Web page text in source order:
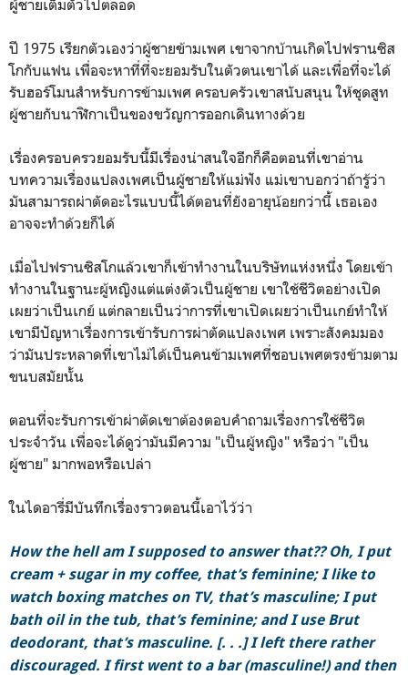
ผู้ชายเต็มตัวไปตลอด
ปี 1975 เรียกตัวเองว่าผู้ชายข้ามเพศ เขาจากบ้านเกิดไปฟรานซิส
โกกับแฟน เพื่อจะหาที่ที่จะยอมรับในตัวตนเขาได้ และเพื่อที่จะได้
รับฮอร์โมนสำหรับการข้ามเพศ ครอบครัวเขาสนับสนุน ให้ชุดสูท
ผู้ชายกับนาฬิกาเป็นของขวัญการออกเดินทางด้วย
เรื่องครอบครวยอมรับนี้มีเรื่องน่าสนใจอีกก็คือตอนที่เขาอ่าน
บทความเรื่องแปลงเพศเป็นผู้ชายให้แม่ฟัง แม่เขาบอกว่าถ้ารู้ว่า
มันสามารถผ่าตัดอะไรแบบนี้ได้ตอนที่ยังอายุน้อยกว่านี้ เธอเอง
อาจจะทำด้วยก็ได้
เมื่อไปฟรานซิสโกแล้วเขาก็เข้าทำงานในบริษัทแห่งหนึ่ง โดยเข้า
ทำงานในฐานะผู้หญิงแต่แต่งตัวเป็นผู้ชาย เขาใช้ชีวิตอย่างเปิด
เผยว่าเป็นเกย์ แต่กลายเป็นว่าการที่เขาเปิดเผยว่าเป็นเกย์ทำให้
เขามีปัญหาเรื่องการเข้ารับการผ่าตัดแปลงเพศ เพราะสังคมมอง
ว่ามันประหลาดที่เขาไม่ได้เป็นคนข้ามเพศที่ชอบเพศตรงข้ามตาม
ขนบสมัยนั้น
ตอนที่จะรับการเข้าผ่าตัดเขาต้องตอบคำถามเรื่องการใช้ชีวิต
ประจำวัน เพื่อจะได้ดูว่ามันมีความ "เป็นผู้หญิง" หรือว่า "เป็น
ผู้ชาย" มากพอหรือเปล่า
ในไดอารี่มีบันทึกเรื่องราวตอนนี้เอาไว้ว่า
How the hell am I supposed to answer that?? Oh, I put
cream + sugar in my coffee, that’s feminine; I like to
watch boxing matches on TV, that’s masculine; I put
bath oil in the tub, that’s feminine; and I use Brut
deodorant, that’s masculine. [. . .] I left there rather
discouraged. I first went to a bar (masculine!) and then